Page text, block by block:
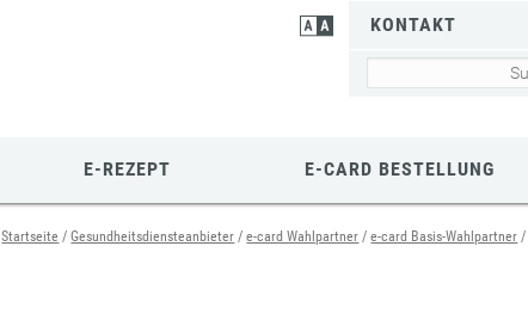
KONTAKT
E-REZEPT E-CARD BESTELLUNG
Startseite Gesundheitsdiensteanbieter e-card Wahlpartner e-card Basis-Wahlpartner